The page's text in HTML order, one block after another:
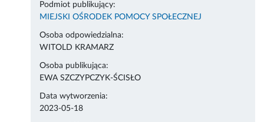
Podmiot publikujący:
MIEJSKI OŚRODEK POMOCY SPOŁECZNEJ
Osoba odpowiedzialna:
WITOLD KRAMARZ
Osoba publikująca:
EWA SZCZYPCZYK-ŚCISŁO
Data wytworzenia:
2023-05-18